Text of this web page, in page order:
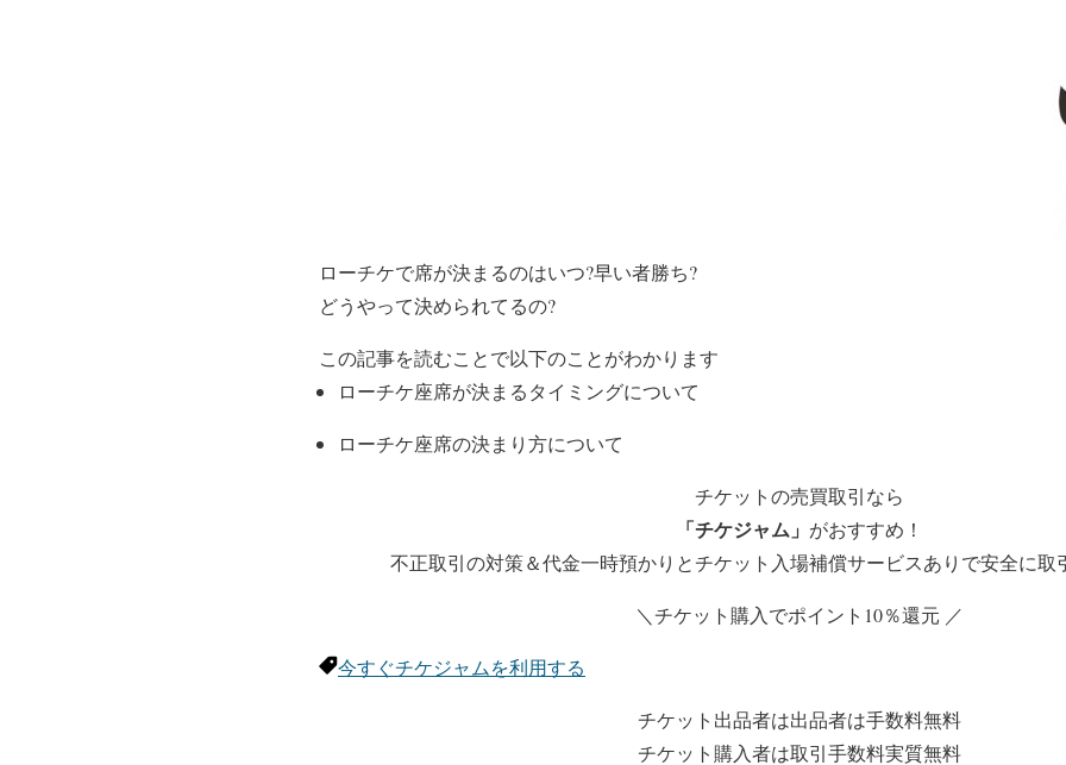
ローチケで席が決まるのはいつ?早い者勝ち?
どうやって決められてるの?
この記事を読むことで以下のことがわかります
ローチケ座席が決まるタイミングについて
ローチケ座席の決まり方について
チケットの売買取引なら
「チケジャム」 がおすすめ！
不正取引の対策＆代金一時預かりとチケット入場補償サービスありで安全に取
＼チケット購入でポイント10％還元 ／
今すぐチケジャムを利用する
チケット出品者は出品者は手数料無料
チケット購入者は取引手数料実質無料